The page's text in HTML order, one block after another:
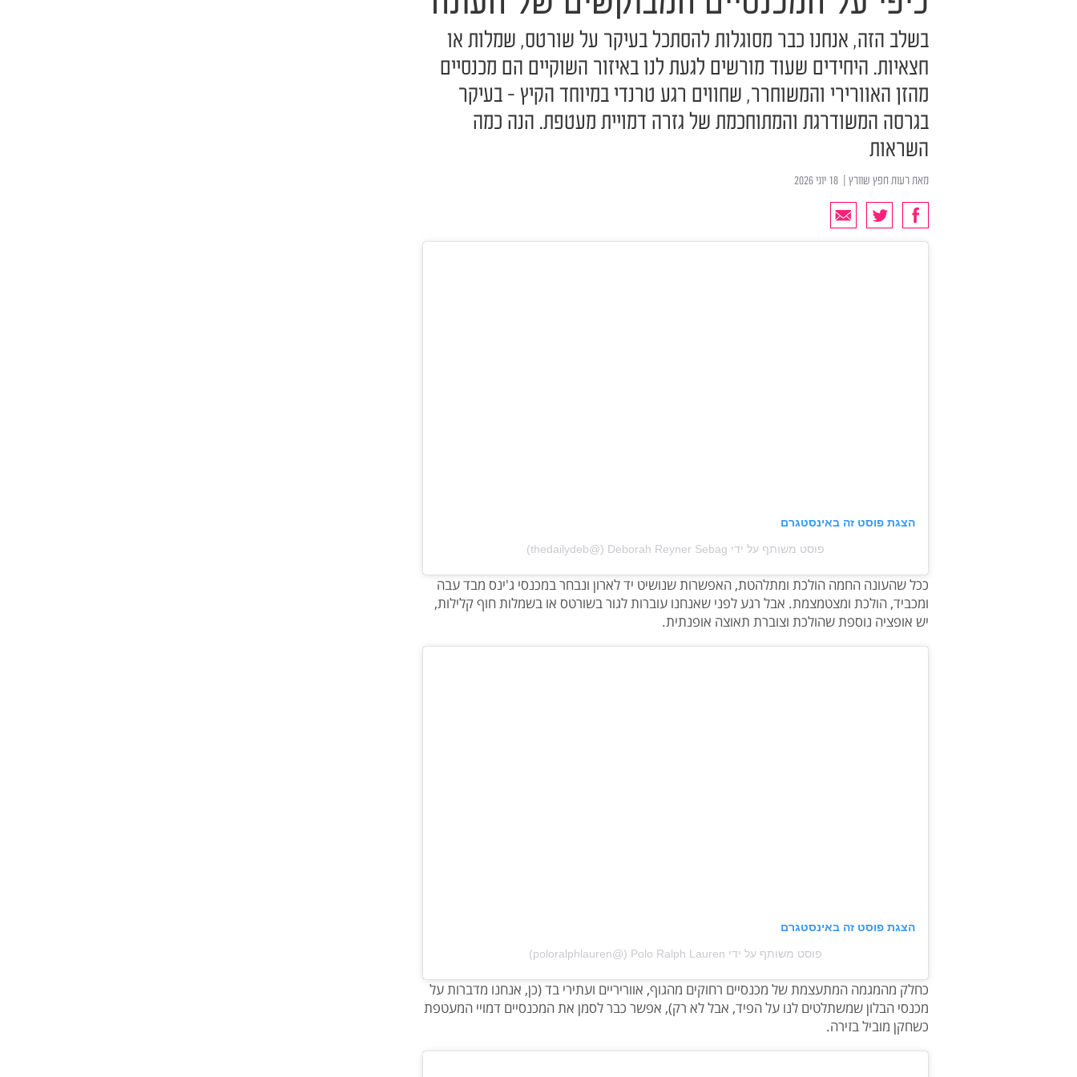
בשלב הזה, אנחנו כבר מסוגלות להסתכל בעיקר על שורטס, שמלות או
חצאיות. היחידים שעוד מורשים לגעת לנו באיזור השוקיים הם מכנסיים
מהזן האוורירי והמשוחרר, שחווים רגע טרנדי במיוחד הקיץ - בעיקר
בגרסה המשודרגת והמתוחכמת של גזרה דמויית מעטפת. הנה כמה
השראות
מאתרעות חפץ שוורץ
הצגת פוסט זה באינסטגרם
פוסט משותף על ידי ‏‎Deborah Reyner Sebag‎‏ (@‏‎thedailydeb‎‏)
ככל שהעונה החמה הולכת ומתלהטת, האפשרות שנושיט יד לארון ונבחר במכנסי ג'ינס מבד עבה
ומכביד, הולכת ומצטמצמת. אבל רגע לפני שאנחנו עוברות לגור בשורטס או בשמלות חוף קלילות,
יש אופציה נוספת שהולכת וצוברת תאוצה אופנתית.
הצגת פוסט זה באינסטגרם
פוסט משותף על ידי ‏‎Polo Ralph Lauren‎‏ (@‏‎poloralphlauren‎‏)
כחלק מהמגמה המתעצמת של מכנסיים רחוקים מהגוף, אווריריים ועתירי בד (כן, אנחנו מדברות על
מכנסי הבלון שמשתלטים לנו על הפיד, אבל לא רק), אפשר כבר לסמן את המכנסיים דמויי המעטפת
כשחקן מוביל בזירה.